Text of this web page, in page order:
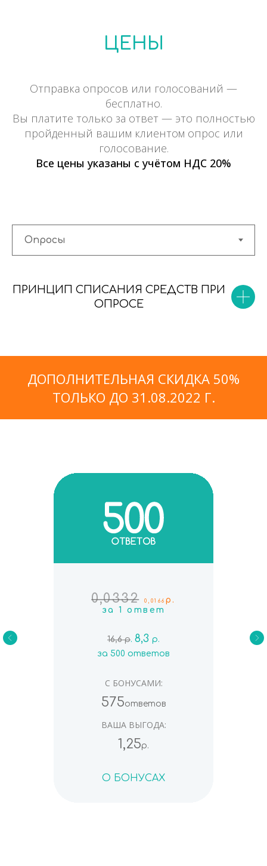
ЦЕНЫ
Отправка опросов или голосований —
бесплатно.
Вы платите только за ответ — это полностью
пройденный вашим клиентом опрос или
голосование.
Все цены указаны с учётом НДС 20%
ПРИНЦИП СПИСАНИЯ СРЕДСТВ ПРИ
ОПРОСЕ
ДОПОЛНИТЕЛЬНАЯ СКИДКА 50%
ТОЛЬКО ДО 31.08.2022 Г.
0,0332 0,0166 р.
за 1 ответ
16,6 р. 8,3 р.
за 500 ответов
С БОНУСАМИ:
575ответов
ВАША ВЫГОДА:
1,25р.
О БОНУСАХ